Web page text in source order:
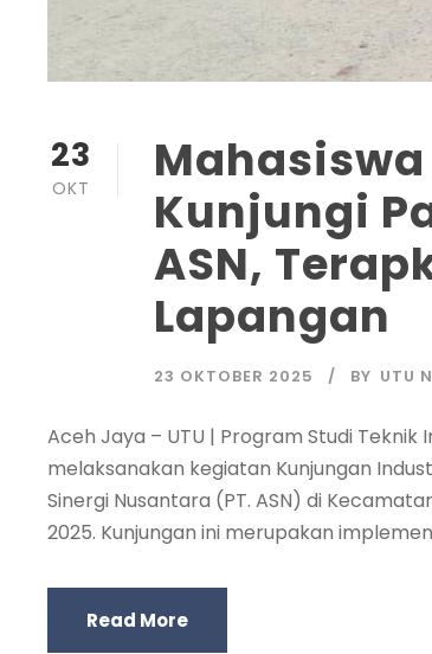
23
OKT
Kunjungi
ASN,
Lapangan
23 OKTOBER 2025 BY UTU
Aceh Jaya – UTU | Program Studi Teknik
melaksanakan kegiatan Kunjungan
Sinergi Nusantara (PT. ASN) di
2025. Kunjungan ini merupakan
Read More